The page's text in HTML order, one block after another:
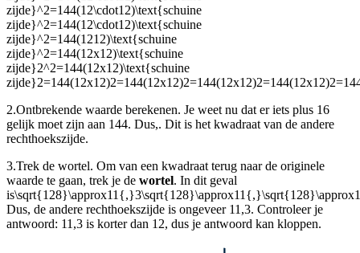
zijde}^2=144(12\cdot12)\text{schuine
zijde}^2=144(12\cdot12)\text{schuine
zijde}^2=144(1212)\text{schuine
zijde}^2=144(12x12)\text{schuine
zijde}2^2=144(12x12)\text{schuine
2.Ontbrekende waarde berekenen. Je weet nu dat er iets plus 16
gelijk moet zijn aan 144. Dus,. Dit is het kwadraat van de andere
rechthoekszijde.
3.Trek de wortel. Om van een kwadraat terug naar de originele
waarde te gaan, trek je de wortel. In dit geval
is
Dus, de andere rechthoekszijde is ongeveer 11,3. Controleer je
antwoord: 11,3 is korter dan 12, dus je antwoord kan kloppen.